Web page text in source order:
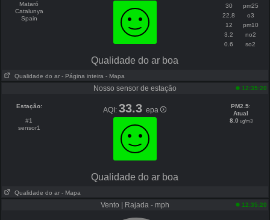
Mataró
Catalunya
Spain
30
pm25
22.8
o3
12
pm10
3.2
no2
0.6
so2
Qualidade do ar boa
Qualidade do ar - Página inteira - Mapa
Nosso sensor de estação 12:35:20
Estação:
#1
sensor1
AQI:33.3epa PM2.5:
Atual
8.0 ug/m3
Qualidade do ar boa
Qualidade do ar - Mapa
Vento | Rajada - mph 12:35:20